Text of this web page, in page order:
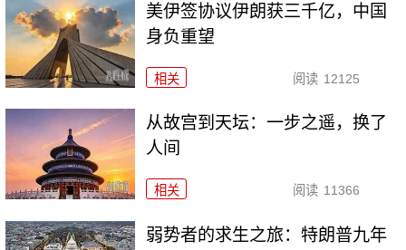
美伊签协议伊朗获三千亿，中国
身负重望
相关 阅读 12125
从故宫到天坛：一步之遥，换了
人间
相关 阅读 11366
弱势者的求生之旅：特朗普九年